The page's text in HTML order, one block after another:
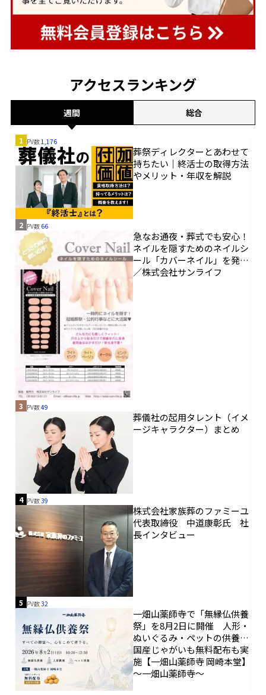
アクセスランキング
週間 総合
1 PV数1,176
葬祭ディレクターとあわせて
持ちたい｜終活士の取得方法
やメリット・年収を解説
2 PV数 66
急なお通夜・葬式でも安心！
ネイルを隠すためのネイルシ
ール「カバーネイル」を発売
／株式会社サンライフ
3 PV数49
葬儀社の起用タレント（イメ
ージキャラクター）まとめ
4 PV数39
株式会社家族葬のファミーユ
代表取締役 中道康彰氏 社
長インタビュー
5 PV数32
一畑山薬師寺で「無縁仏供養
祭」を8月2日に開催 人形・
ぬいぐるみ・ペットの供養、
国産じゃがいも無料配布も実
施【一畑山薬師寺 岡崎本堂】
～一畑山薬師寺～